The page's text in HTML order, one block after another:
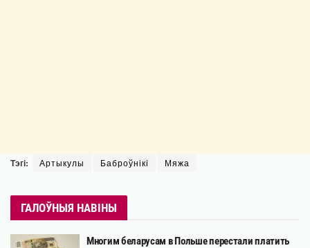
Тэгі: Артыкулы Баброўнікі Мяжа
ГАЛОЎНЫЯ НАВІНЫ
Многим беларусам в Польше перестали платить